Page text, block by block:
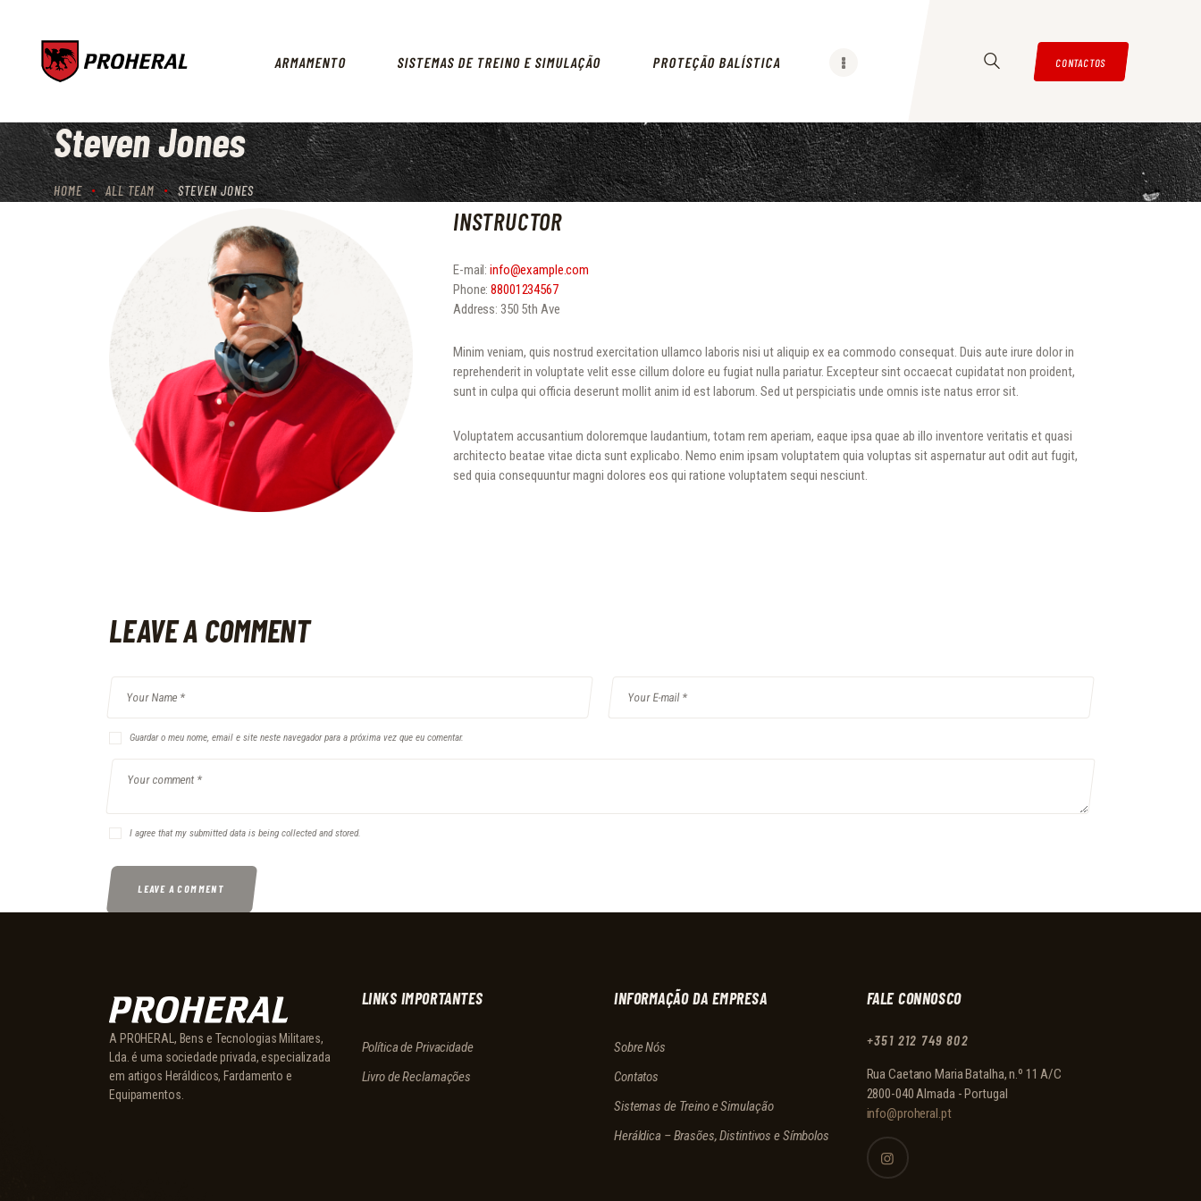
ARMAMENTO SISTEMAS DE TREINO E SIMULAÇÃO PROTEÇÃO BALÍSTICA CONTACTOS
Steven Jones
HOME ALL TEAM STEVEN JONES
SISTEMAS DE TREINO E
PROTEÇÃO BALÍSTICA
PRODUTOS
INSTRUCTOR
E-mail:info@example.com
Phone:88001234567
Address: 350 5th Ave
Minim veniam, quis nostrud exercitation ullamco laboris nisi ut aliquip ex ea commodo consequat. Duis aute irure dolor in
reprehenderit in voluptate velit esse cillum dolore eu fugiat nulla pariatur. Excepteur sint occaecat cupidatat non proident,
sunt in culpa qui officia deserunt mollit anim id est laborum. Sed ut perspiciatis unde omnis iste natus error sit.
Voluptatem accusantium doloremque laudantium, totam rem aperiam, eaque ipsa quae ab illo inventore veritatis et quasi
architecto beatae vitae dicta sunt explicabo. Nemo enim ipsam voluptatem quia voluptas sit aspernatur aut odit aut fugit,
sed quia consequuntur magni dolores eos qui ratione voluptatem sequi nesciunt.
LEAVE A COMMENT
Guardar o meu nome, email e site neste navegador para a próxima vez que eu comentar.
I agree that my submitted data is being collected and stored.
A PROHERAL, Bens e Tecnologias Militares,
Lda. é uma sociedade privada, especializada
em artigos Heráldicos, Fardamento e
Equipamentos.
LINKS IMPORTANTES
Política de Privacidade
Livro de Reclamações
INFORMAÇÃO DA EMPRESA
Sobre Nós
Contatos
Sistemas de Treino e Simulação
Heráldica – Brasões, Distintivos e Símbolos
FALE CONNOSCO
+351 212 749 802
Rua Caetano Maria Batalha, n.º 11 A/C
2800-040 Almada - Portugal
info@proheral.pt